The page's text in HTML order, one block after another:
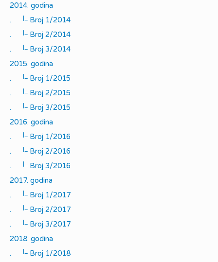
2014. godina
.
|_
Broj 1/2014
.
|_
Broj 2/2014
.
|_
Broj 3/2014
2015. godina
.
|_
Broj 1/2015
.
|_
Broj 2/2015
.
|_
Broj 3/2015
2016. godina
.
|_
Broj 1/2016
.
|_
Broj 2/2016
.
|_
Broj 3/2016
2017. godina
.
|_
Broj 1/2017
.
|_
Broj 2/2017
.
|_
Broj 3/2017
2018. godina
.
|_
Broj 1/2018